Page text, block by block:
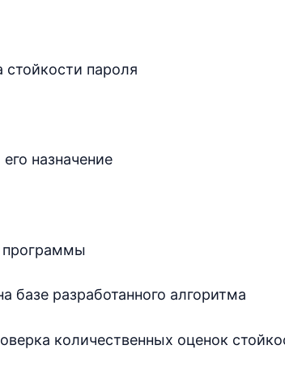
стойкости пароля
назначение
программы
базе разработанного алгоритма
количественных оценок